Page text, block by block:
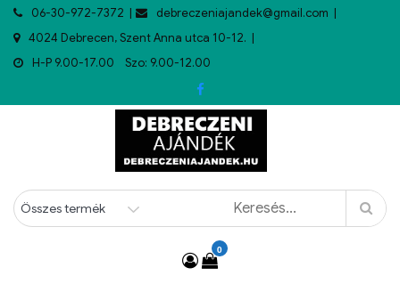
06-30-972-7372
debreczeniajandek@gmail.com
4024 Debrecen, Szent Anna utca 10-12.
H-P 9.00-17.00 Szo: 9.00-12.00
0